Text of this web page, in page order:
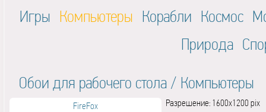
Игры Компьютеры Корабли Космос
Природа
Обои для рабочего стола / Компьютеры
FireFox Разрешение: 1600x1200 pix